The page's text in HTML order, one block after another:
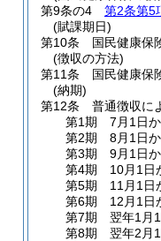
第9条の4
第2条第5
(賦課期日)
第10条
国民健康保
(徴収の方法)
第11条
国民健康保
(納期)
第12条
普通徴収に
第1期 7月1日か
第2期 8月1日か
第3期 9月1日か
第4期 10月1日
第5期 11月1日
第6期 12月1日
第7期 翌年1月1
第8期 翌年2月1